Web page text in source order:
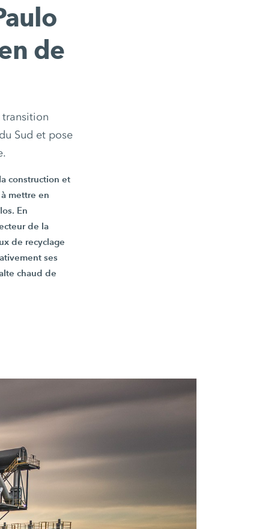
de
transition
Sud et pose
construction et
mettre en
. En
de la
de recyclage
ses
chaud de